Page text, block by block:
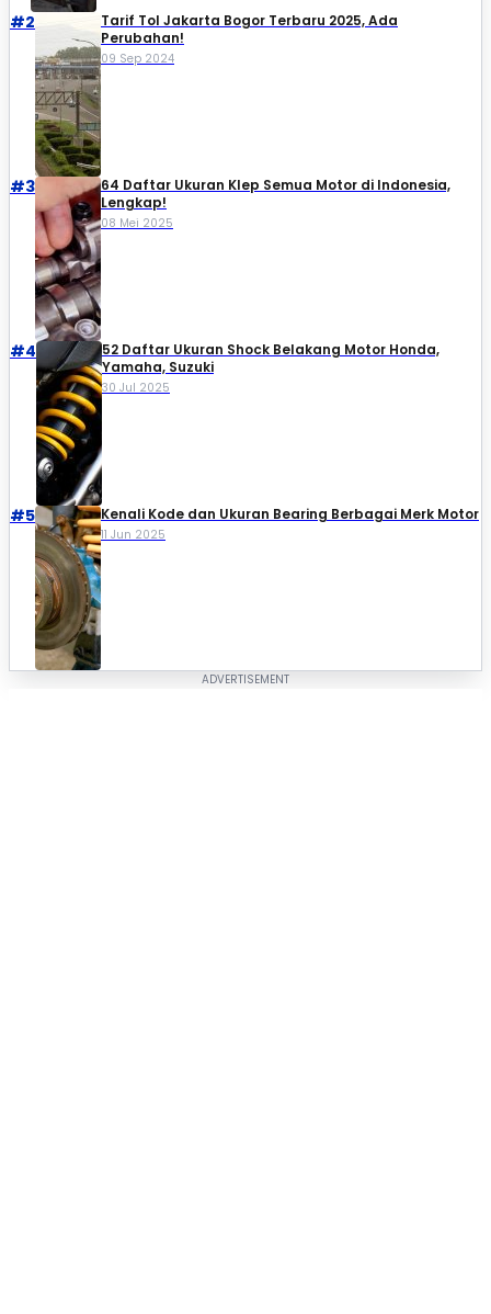
#2
Tarif Tol Jakarta Bogor Terbaru 2025, Ada
Perubahan!
09 Sep 2024
#3
64 Daftar Ukuran Klep Semua Motor di Indonesia,
Lengkap!
08 Mei 2025
#4
52 Daftar Ukuran Shock Belakang Motor Honda,
Yamaha, Suzuki​
30 Jul 2025
#5 Kenali Kode dan Ukuran Bearing Berbagai Merk Motor
11 Jun 2025